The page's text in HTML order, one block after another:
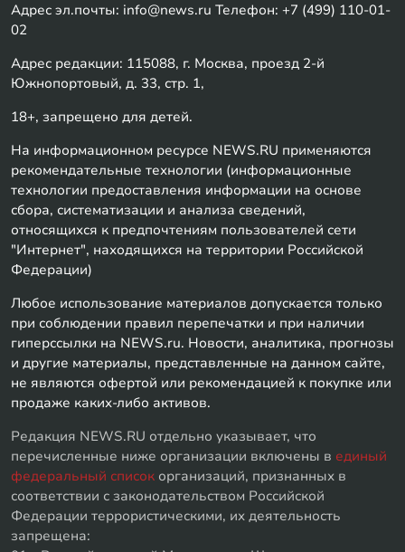
Адрес эл.почты: info@news.ru Телефон: +7 (499) 110-01-
02
Адрес редакции: 115088, г. Москва, проезд 2-й
Южнопортовый, д. 33, стр. 1,
18+, запрещено для детей.
На информационном ресурсе NEWS.RU применяются
рекомендательные технологии (информационные
технологии предоставления информации на основе
сбора, систематизации и анализа сведений,
относящихся к предпочтениям пользователей сети
"Интернет", находящихся на территории Российской
Федерации)
Любое использование материалов допускается только
при соблюдении правил перепечатки и при наличии
гиперссылки на NEWS.ru. Новости, аналитика, прогнозы
и другие материалы, представленные на данном сайте,
не являются офертой или рекомендацией к покупке или
продаже каких-либо активов.
Редакция NEWS.RU отдельно указывает, что
перечисленные ниже организации включены в единый
федеральный список организаций, признанных в
соответствии с законодательством Российской
Федерации террористическими, их деятельность
запрещена: